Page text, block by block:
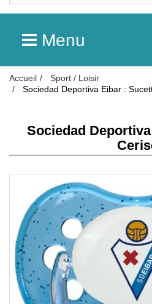
Menu
Accueil
Sport / Loisir
Sociedad Deportiva Eibar :
Sociedad